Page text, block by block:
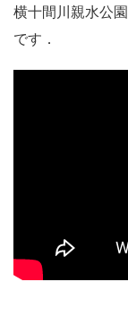
横十間川親水公
です．